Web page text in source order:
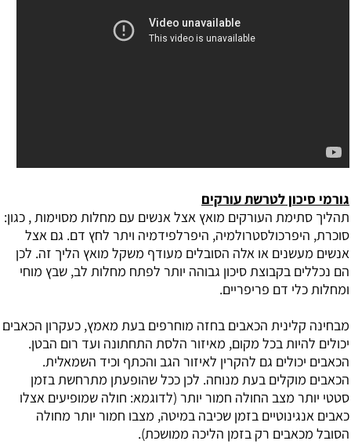
גורמי סיכון לטרשת עורקים
תהליך סתימת העורקים מואץ אצל אנשים עם מחלות מסוימות , כגון:
סוכרת, היפרכולסטרולמיה, היפרלפידמיה ויתר לחץ דם. גם אצל
אנשים מעשנים או אלה הסובלים מעודף משקל מואץ הליך זה. לכן
הם נכללים בקבוצת סיכון גבוהה יותר לפתח מחלות לב, שבץ מוחי
ומחלות כלי דם פריפריים.
מבחינה קלינית הכאבים בחזה מוחרפים בעת מאמץ, כעקרון הכאבים
יכולים להיות בכל מקום, מאיזור הלסת התחתונה ועד רום הבטן.
הכאבים יכולים גם להקרין לאיזור הגב והכתף וכיד השמאלית.
הכאבים מוקלים בעת מנוחה. לכן ככל שהופעתן מתרחשת בזמן
סטטי יותר מצב החולה חמור יותר (לדוגמא: חולה שמופיעים אצלו
כאבים אנגינוטיים בזמן שכיבה במיטה, מצבו חמור יותר מחולה
הסובל מכאבים רק בזמן הליכה ממושכת).